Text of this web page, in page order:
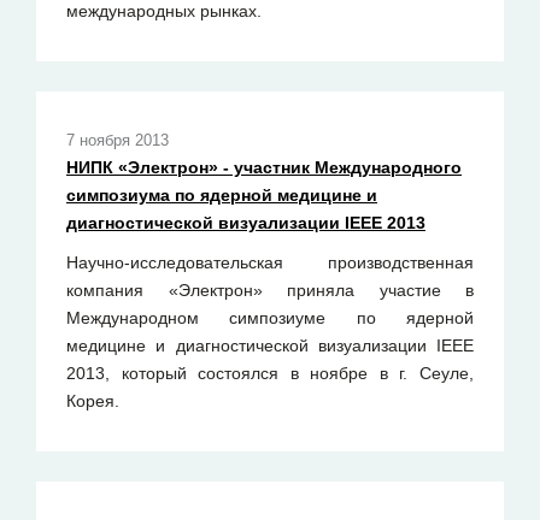
международных рынках.
7 ноября 2013
НИПК «Электрон» - участник Международного
симпозиума по ядерной медицине и
диагностической визуализации IEEE 2013
Научно-исследовательская производственная
компания «Электрон» приняла участие в
Международном симпозиуме по ядерной
медицине и диагностической визуализации IEEE
2013, который состоялся в ноябре в г. Сеуле,
Корея.